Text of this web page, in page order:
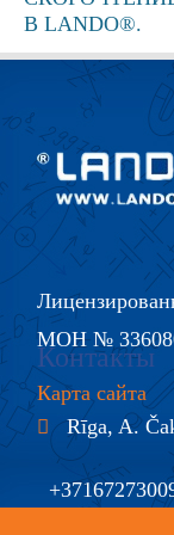
МОН №
Карта сайта
Контакты
Rīga, A.